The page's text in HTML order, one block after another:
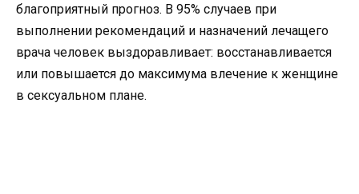
благоприятный прогноз. В 95% случаев при
выполнении рекомендаций и назначений лечащего
врача человек выздоравливает: восстанавливается
или повышается до максимума влечение к женщине
в сексуальном плане.